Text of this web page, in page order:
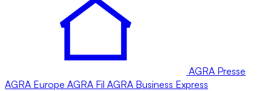
AGRA Presse
AGRA Europe AGRA Fil AGRA Business Express